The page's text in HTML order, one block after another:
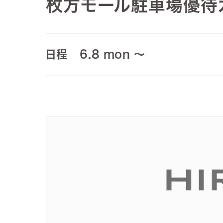
枚方モール駐車場優待
日程 6.8 mon ～